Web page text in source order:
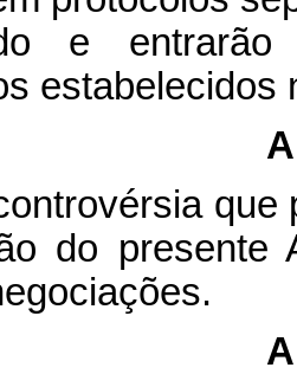
e
estabelecidos
do